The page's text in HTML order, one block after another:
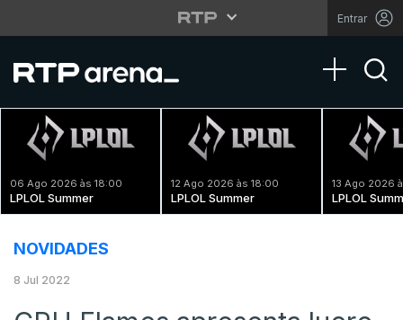
Entrar
Toggle
06 Ago 2026 às 18:00
LPLOL Summer
12 Ago 2026 às 18:00
LPLOL Summer
13 Ago 2026
LPLOL
NOVIDADES
8 Jul 2022